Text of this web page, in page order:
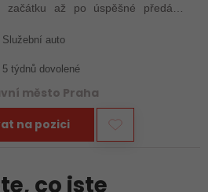
začátku až po úspěšné předání?
Služební auto
5 týdnů dovolené
město Praha
na pozici
co jste